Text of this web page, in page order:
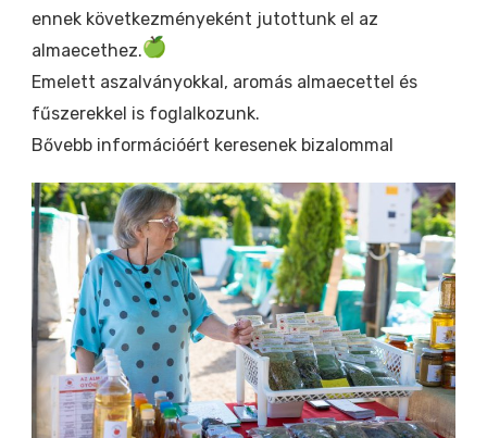
ennek következményeként jutottunk el az
almaecethez.
Emelett aszalványokkal, aromás almaecettel és
fűszerekkel is foglalkozunk.
Bővebb információért keresenek bizalommal